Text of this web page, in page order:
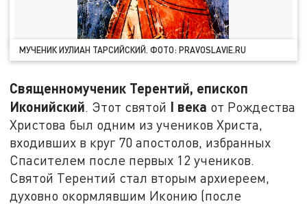
МУЧЕНИК ИУЛИАН ТАРСИЙСКИЙ. ФОТО: PRAVOSLAVIE.RU
Священномученик Терентий, епископ
Иконийский. Этот святой I века от Рождества
Христова был одним из учеников Христа,
входивших в круг 70 апостолов, избранных
Спасителем после первых 12 учеников.
Святой Терентий стал вторым архиереем,
духовно окормлявшим Иконию (после